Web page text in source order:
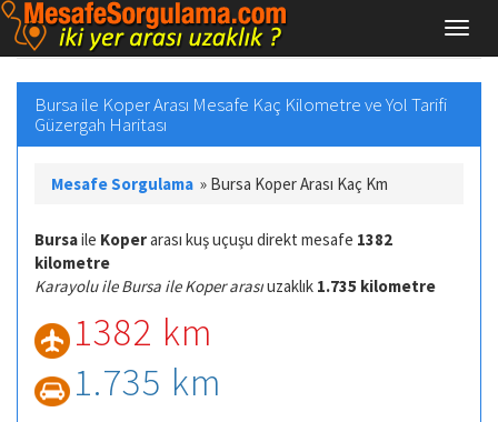
Bursa ile Koper Arası Mesafe Kaç Kilometre ve Yol Tarifi
Güzergah Haritası
Mesafe Sorgulama » Bursa Koper Arası Kaç Km
Bursaile Koperarası kuş uçuşu direkt mesafe 1382
kilometre
Karayolu ile Bursa ile Koper arasıuzaklık 1.735 kilometre
1382 km
1.735 km